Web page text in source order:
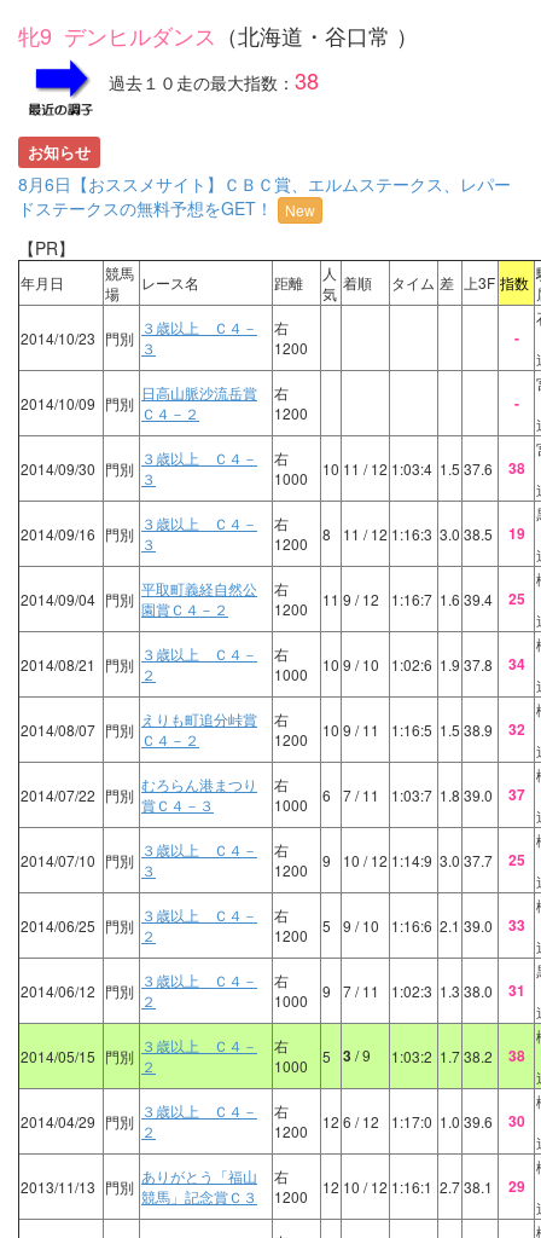
牝9 デンヒルダンス （北海道・谷口常 ）
過去１０走の最大指数： 38
お知らせ
8月6日【おススメサイト】ＣＢＣ賞、エルムステークス、レパー
ドステークスの無料予想をGET！
New
【PR】
年月日
競馬
場
レース名 距離
人
気
着順 タイム 差 上3F 指数
2014/10/23 門別
３歳以上 Ｃ４－
３
右
1200
-
2014/10/09 門別
日高山脈沙流岳賞
Ｃ４－２
右
1200
-
2014/09/30 門別
３歳以上 Ｃ４－
３
右
1000
10 11 / 12 1:03:4 1.5 37.6 38
2014/09/16 門別
３歳以上 Ｃ４－
３
右
1200
8 11 / 12 1:16:3 3.0 38.5 19
2014/09/04 門別
平取町義経自然公
園賞Ｃ４－２
右
1200
11 9 / 12 1:16:7 1.6 39.4 25
2014/08/21 門別
３歳以上 Ｃ４－
２
右
1000
10 9 / 10 1:02:6 1.9 37.8 34
2014/08/07 門別
えりも町追分峠賞
Ｃ４－２
右
1200
10 9 / 11 1:16:5 1.5 38.9 32
2014/07/22 門別
むろらん港まつり
賞Ｃ４－３
右
1000
6 7/ 11 1:03:7 1.8 39.0 37
2014/07/10 門別
３歳以上 Ｃ４－
３
右
1200
9 10 / 12 1:14:9 3.0 37.7 25
2014/06/25 門別
３歳以上 Ｃ４－
２
右
1200
5 9 / 10 1:16:6 2.1 39.0 33
2014/06/12 門別
３歳以上 Ｃ４－
２
右
1000
9 7/ 11 1:02:3 1.3 38.0 31
2014/05/15 門別
３歳以上 Ｃ４－
２
右
1000
5 3/ 9 1:03:2 1.738.2 38
2014/04/29 門別
３歳以上 Ｃ４－
２
右
1200
12 6 / 12 1:17:0 1.0 39.6 30
2013/11/13 門別
ありがとう「福山
競馬」記念賞Ｃ３
右
1200
12 10 / 12 1:16:1 2.738.1 29